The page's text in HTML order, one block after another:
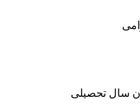
سال تحصیلی